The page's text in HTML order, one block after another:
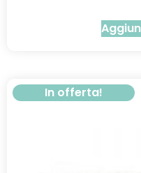
In offerta!